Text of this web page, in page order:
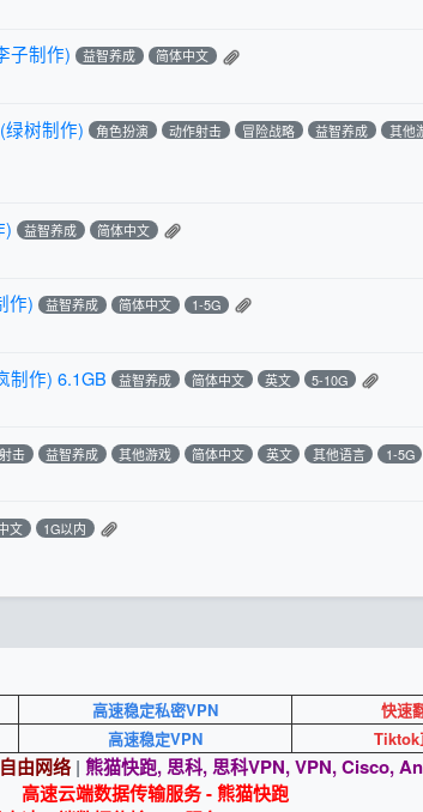
子制作) 益智养成 简体中文
树制作) 角色扮演 动作射击 冒险战略 益智养成
其他
) 益智养成 简体中文
作) 益智养成 简体中文 1-5G
作) 6.1GB 益智养成 简体中文 英文 5-10G
击 益智养成 其他游戏 简体中文 英文 其他语言 1-5G
文 1G以内
高速稳定私密VPN 快速
高速稳定VPN Tiktok
由网络 | 熊猫快跑, 思科, 思科VPN, VPN, Cisco,
高速云端数据传输服务 - 熊猫快跑